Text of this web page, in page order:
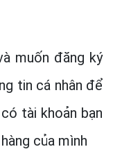
muốn đăng ký
tin cá nhân để
tài khoản bạn
của mình